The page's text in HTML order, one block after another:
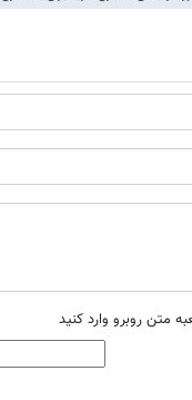
متن روبرو وارد کنید